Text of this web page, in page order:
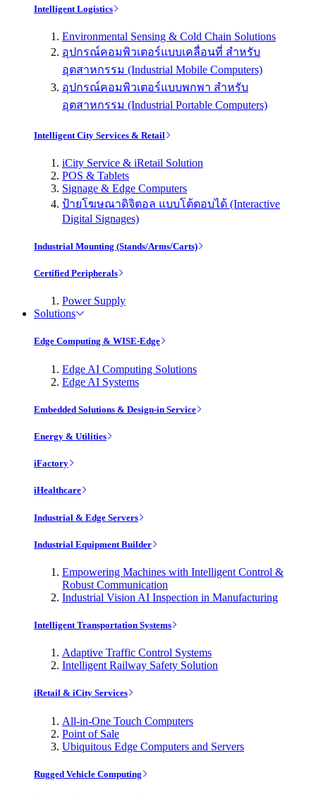
Intelligent Logistics
Environmental Sensing & Cold Chain Solutions
อุปกรณ์คอมพิวเตอร์แบบเคลื่อนที่ สำหรับ
อุตสาหกรรม (Industrial Mobile Computers)
อุปกรณ์คอมพิวเตอร์แบบพกพา สำหรับ
อุตสาหกรรม (Industrial Portable Computers)
Intelligent City Services & Retail
iCity Service & iRetail Solution
POS & Tablets
Signage & Edge Computers
ป้ายโฆษณาดิจิตอล แบบโต้ตอบได้ (Interactive
Digital Signages)
Industrial Mounting (Stands/Arms/Carts)
Certified Peripherals
Power Supply
Solutions
Edge Computing & WISE-Edge
Edge AI Computing Solutions
Edge AI Systems
Embedded Solutions & Design-in Service
Energy & Utilities
iFactory
iHealthcare
Industrial & Edge Servers
Industrial Equipment Builder
Empowering Machines with Intelligent Control &
Robust Communication
Industrial Vision AI Inspection in Manufacturing
Intelligent Transportation Systems
Adaptive Traffic Control Systems
Intelligent Railway Safety Solution
iRetail & iCity Services
All-in-One Touch Computers
Point of Sale
Ubiquitous Edge Computers and Servers
Rugged Vehicle Computing